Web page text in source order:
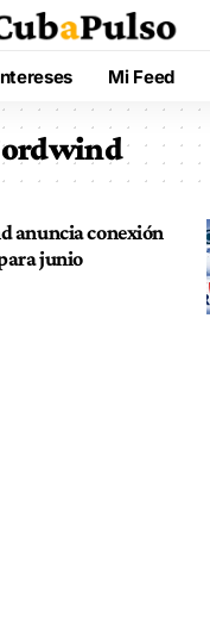
Mi Feed
anuncia conexión
junio